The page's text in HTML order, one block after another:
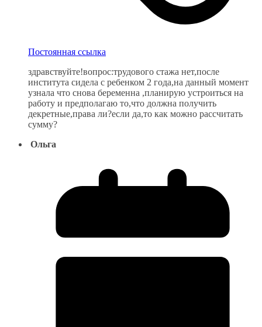
Постоянная ссылка
здравствуйте!вопрос:трудового стажа нет,после
института сидела с ребенком 2 года,на данный момент
узнала что снова беременна ,планирую устроиться на
работу и предполагаю то,что должна получить
декретные,права ли?если да,то как можно рассчитать
сумму?
Ольга